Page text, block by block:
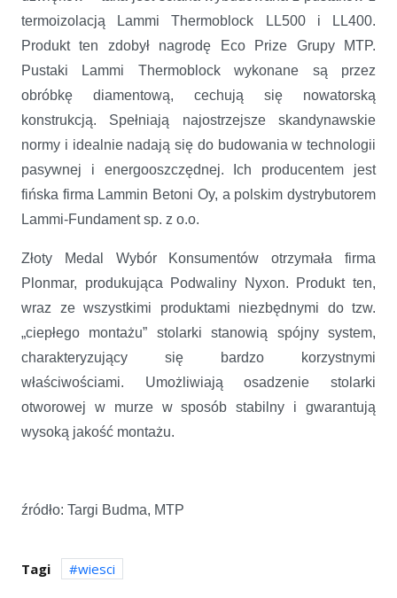
termoizolacją Lammi Thermoblock LL500 i LL400.
Produkt ten zdobył nagrodę Eco Prize Grupy MTP.
Pustaki Lammi Thermoblock wykonane są przez
obróbkę diamentową, cechują się nowatorską
konstrukcją. Spełniają najostrzejsze skandynawskie
normy i idealnie nadają się do budowania w technologii
pasywnej i energooszczędnej. Ich producentem jest
fińska firma Lammin Betoni Oy, a polskim dystrybutorem
Lammi-Fundament sp. z o.o.
Złoty Medal Wybór Konsumentów otrzymała firma
Plonmar, produkująca Podwaliny Nyxon. Produkt ten,
wraz ze wszystkimi produktami niezbędnymi do tzw.
„ciepłego montażu” stolarki stanowią spójny system,
charakteryzujący się bardzo korzystnymi
właściwościami. Umożliwiają osadzenie stolarki
otworowej w murze w sposób stabilny i gwarantują
wysoką jakość montażu.
źródło: Targi Budma, MTP
Tagi wiesci